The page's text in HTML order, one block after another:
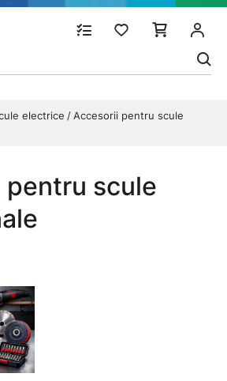
electrice
Accesorii pentru scule
scule